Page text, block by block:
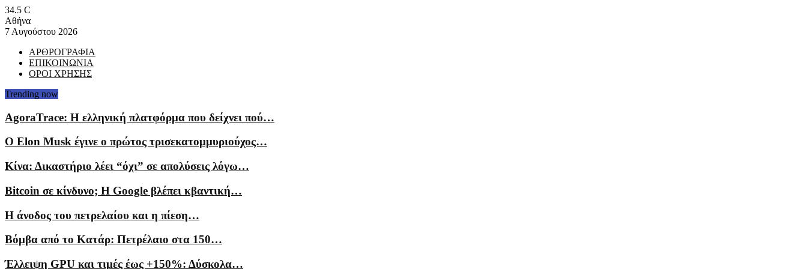
34.5 C
Αθήνα
7 Αυγούστου 2026
ΑΡΘΡΟΓΡΑΦΙΑ
ΕΠΙΚΟΙΝΩΝΙΑ
ΟΡΟΙ ΧΡΗΣΗΣ
Trending now
AgoraTrace: Η ελληνική πλατφόρμα που δείχνει πού…
Ο Elon Musk έγινε ο πρώτος τρισεκατομμυριούχος…
Κίνα: Δικαστήριο λέει “όχι” σε απολύσεις λόγω…
Bitcoin σε κίνδυνο; Η Google βλέπει κβαντική…
Η άνοδος του πετρελαίου και η πίεση…
Βόμβα από το Κατάρ: Πετρέλαιο στα 150…
Έλλειψη GPU και τιμές έως +150%: Δύσκολα…